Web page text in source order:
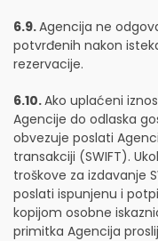
6.9.Agencija ne
potvrđenih nakon
rezervacije.
6.10.Ako uplaćeni
Agencije do odlaska
obvezuje poslati
transakciji (SWIFT).
troškove za izdavanje
poslati ispunjenu i
kopijom osobne
primitka Agencija